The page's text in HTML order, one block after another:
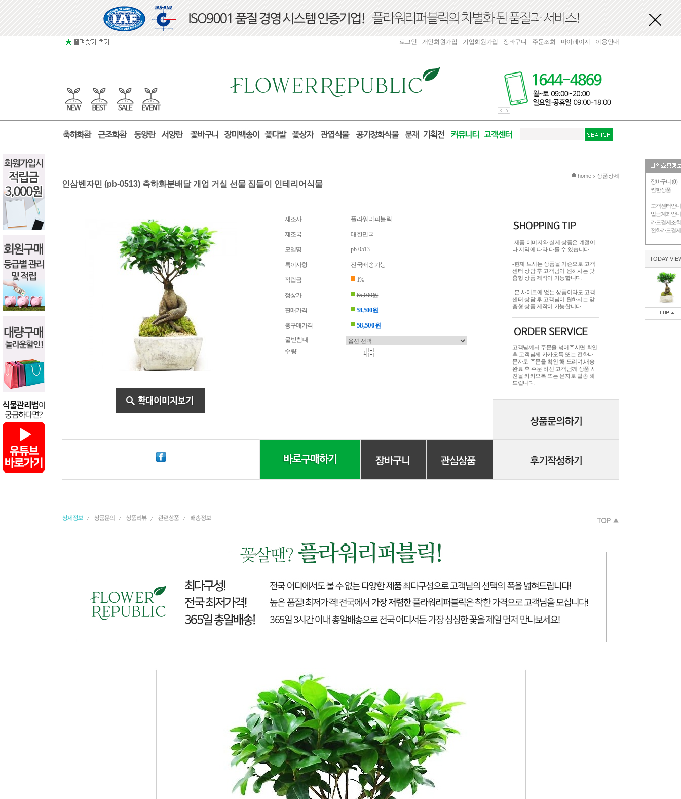
장바구니 (0)
찜한상품
고객센터안내
입금계좌안내
카드결제조회
전화카드결제
TODAY
로그인 개인회원가입 기업회원가입 장바구니 주문조회 마이페이지 이용안내
현재 위치
home > 상품상세
인삼벤자민 (pb-0513) 축하화분배달 개업 거실 선물 집들이 인테리어식물
제조사 플라워리퍼블릭
제조국 대한민국
모델명 pb-0513
특이사항 전국배송가능
적립금 1%
정상가 65,000원
판매가격 58,500원
총구매가격 58,500원
물받침대
수량
-제품 이미지와 실제 상품은 계절이
나 지역에 따라 다를 수 있습니다.
-현재 보시는 상품을 기준으로 고객
센터 상담 후 고객님이 원하시는 맞
춤형 상품 제작이 가능합니다.
-본 사이트에 없는 상품이라도 고객
센터 상담 후 고객님이 원하시는 맞
춤형 상품 제작이 가능합니다.
고객님께서 주문을 넣어주시면 확인
후 고객님께 카카오톡 또는 전화나
문자로 주문을 확인 해 드리며.배송
완료 후 주문 하신 고객님께 상품 사
진을 카카오톡 또는 문자로 발송 해
드립니다.